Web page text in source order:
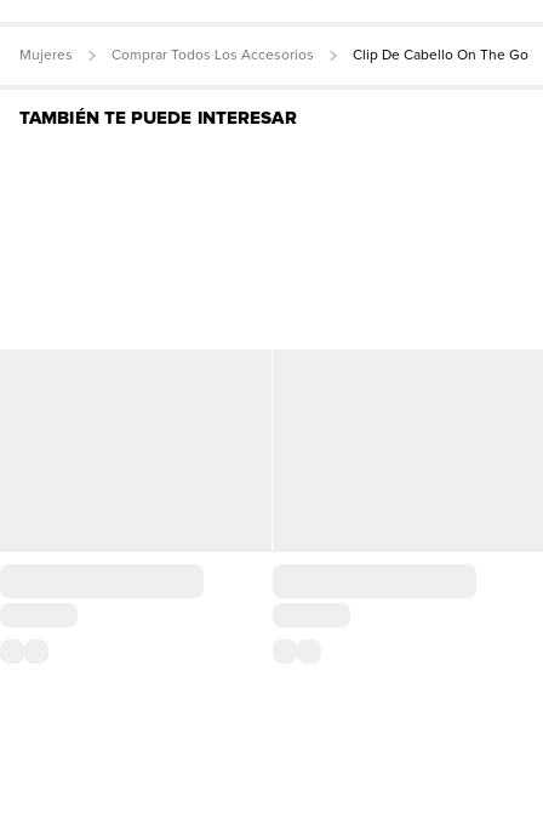
Mujeres Comprar Todos Los Accesorios Clip De Cabello On The Go
TAMBIÉN TE PUEDE INTERESAR